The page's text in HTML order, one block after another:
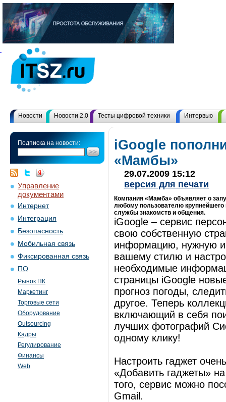
Новости Новости 2.0 Тесты цифровой техники Интервью
Подписка на новости:
Управление
документами
Интернет
Интеграция
Безопасность
Мобильная связь
Фиксированная связь
ПО
Рынок ПК
Маркетинг
Торговые сети
Оборудование
Outsourcing
Кадры
Регулирование
Финансы
Web
iGoogle
«Мамбы»
29.07.2009 15:12
версия для печати
Компания «Мамба» объявляет о
любому пользователю крупнейшего
службы знакомств и общения.
iGoogle – сервис
свою собственную
информацию, нужную
вашему стилю и
необходимые
страницы iGoogle
прогноз погоды,
другое. Теперь
включающий в себя
лучших фотографий
одному клику!
Настроить гаджет
«Добавить гаджеты»
того, сервис можно
Gmail.